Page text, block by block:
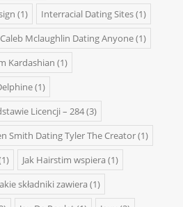
(1) Interracial Dating Sites(1)
Mclaughlin Dating Anyone(1)
Kardashian (1)
(1)
Licencji – 284(3)
Smith Dating Tyler The Creator(1)
Jak Hairstim wspiera (1)
składniki zawiera (1)